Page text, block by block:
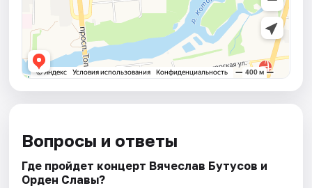
Вопросы и ответы
Где пройдет концерт Вячеслав Бутусов и
Орден Славы?